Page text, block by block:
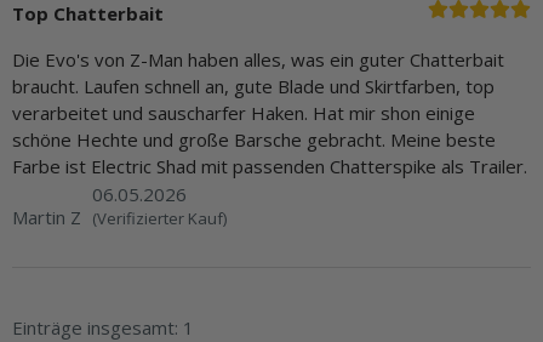
Top Chatterbait
Die Evo's von Z-Man haben alles, was ein guter Chatterbait
braucht. Laufen schnell an, gute Blade und Skirtfarben, top
verarbeitet und sauscharfer Haken. Hat mir shon einige
schöne Hechte und große Barsche gebracht. Meine beste
Farbe ist Electric Shad mit passenden Chatterspike als Trailer.
Martin Z
06.05.2026
(Verifizierter Kauf)
Einträge insgesamt: 1